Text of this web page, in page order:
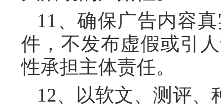
11、确保广告内容
件，不发布虚假或引
性承担主体责任。
12、以软文、测评